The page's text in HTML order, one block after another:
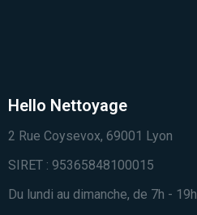
Hello Nettoyage
2 Rue Coysevox, 69001 Lyon
SIRET : 95365848100015
Du lundi au dimanche, de 7h - 19h